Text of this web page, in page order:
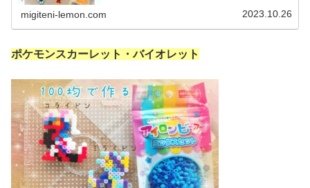
migiteni-lemon.com 2023.10.26
ポケモンスカーレット・バイオレット